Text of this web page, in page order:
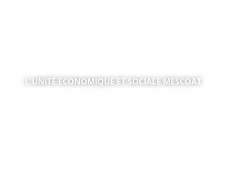
L'UNITÉ ECONOMIQUE ET SOCIALE MESCOAT